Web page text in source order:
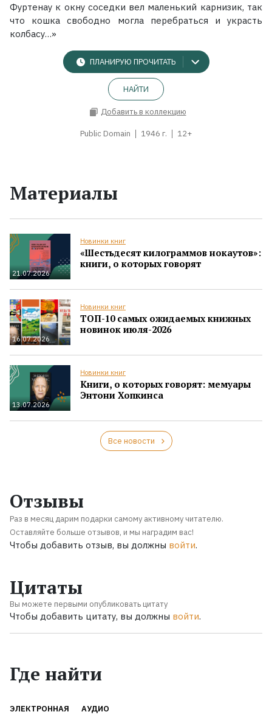
Фуртенау к окну соседки вел маленький карнизик, так
что кошка свободно могла перебраться и украсть
колбасу…»
ПЛАНИРУЮ ПРОЧИТАТЬ
НАЙТИ
Добавить в коллекцию
Public Domain 1946 г. 12+
Материалы
21.07.2026
Новинки книг
«Шестьдесят килограммов нокаутов»:
книги, о которых говорят
16.07.2026
Новинки книг
ТОП-10 самых ожидаемых книжных
новинок июля-2026
13.07.2026
Новинки книг
Книги, о которых говорят: мемуары
Энтони Хопкинса
Все новости
Отзывы
Раз в месяц дарим подарки самому активному читателю.
Оставляйте больше отзывов, и мы наградим вас!
Чтобы добавить отзыв, вы должны войти.
Цитаты
Вы можете первыми опубликовать цитату
Чтобы добавить цитату, вы должны войти.
Где найти
ЭЛЕКТРОННАЯ АУДИО